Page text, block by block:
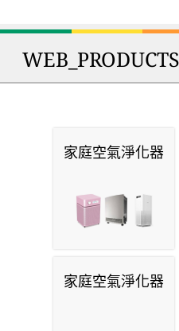
家庭空氣淨化器
家庭空氣淨化器